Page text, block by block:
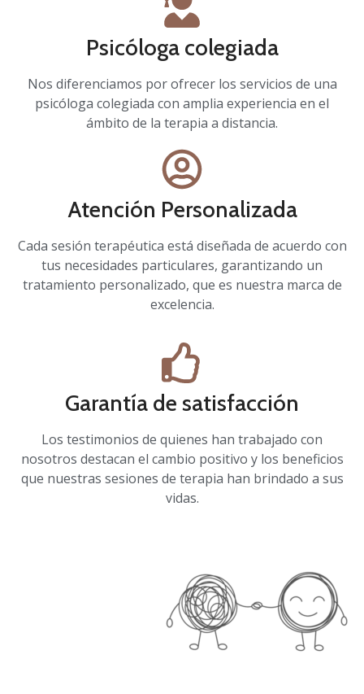
Psicóloga colegiada
Nos diferenciamos por ofrecer los servicios de una
psicóloga colegiada con amplia experiencia en el
ámbito de la terapia a distancia.
Atención Personalizada
Cada sesión terapéutica está diseñada de acuerdo con
tus necesidades particulares, garantizando un
tratamiento personalizado, que es nuestra marca de
excelencia.
Garantía de satisfacción
Los testimonios de quienes han trabajado con
nosotros destacan el cambio positivo y los beneficios
que nuestras sesiones de terapia han brindado a sus
vidas.